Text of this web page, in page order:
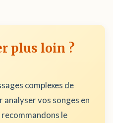
plus loin ?
complexes de
vos songes en
le